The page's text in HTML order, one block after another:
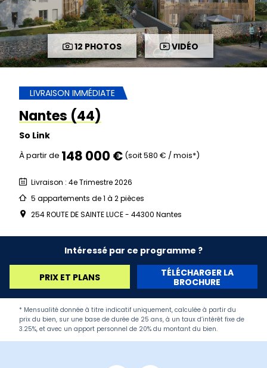
12 PHOTOS VIDÉO
LIVRAISON IMMÉDIATE
Nantes (44)
So Link
À partir de 148 000 € (soit 580 € / mois*)
Livraison : 4e Trimestre 2026
5 appartements de 1 à 2 pièces
254 ROUTE DE SAINTE LUCE - 44300 Nantes
Intéressé par ce programme ?
PRIX ET PLANS
TÉLÉCHARGER LA
BROCHURE
* Mensualité donnée à titre indicatif uniquement, calculée à partir du
prix du bien, sur une base de durée de 25 ans, à un taux d’intérêt fixe de
3.25%, et avec un apport personnel de 20% du montant du bien.